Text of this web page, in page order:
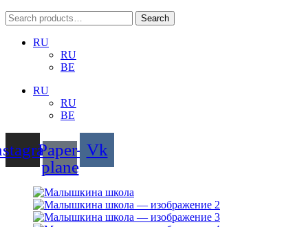
Search
for:
Search
RU
RU
BE
RU
RU
BE
Paper-
plane
Vk